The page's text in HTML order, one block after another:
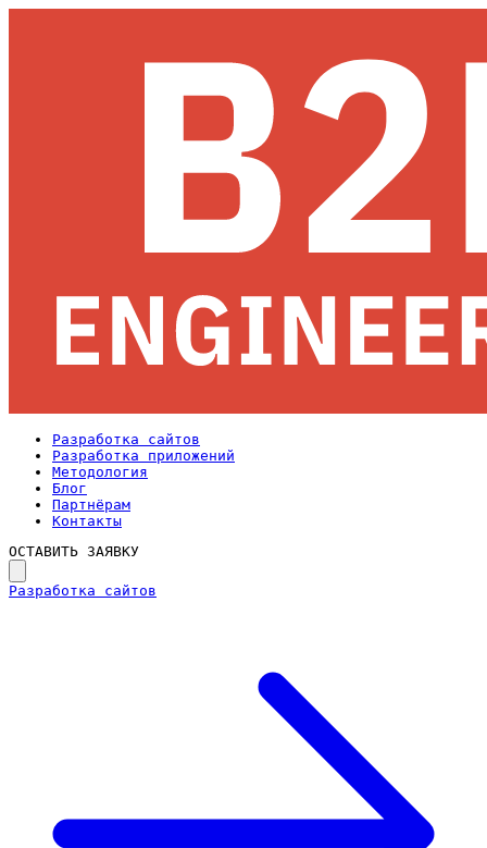
Разработка сайтов
Разработка приложений
Методология
Блог
Партнёрам
Контакты
ОСТАВИТЬ ЗАЯВКУ
Разработка сайтов